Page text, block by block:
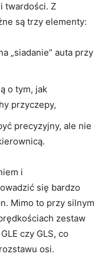
twardości. Z
są trzy elementy:
„siadanie” auta przy
o tym, jak
przyczepy,
precyzyjny, ale nie
i
się bardzo
Mimo to przy silnym
zestaw
czy GLS, co
osi.